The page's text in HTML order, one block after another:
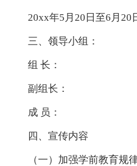
20xx年5月20日至6月20
三、领导小组：
组 长：
副组长：
成 员：
四、宣传内容
（一）加强学前教育规